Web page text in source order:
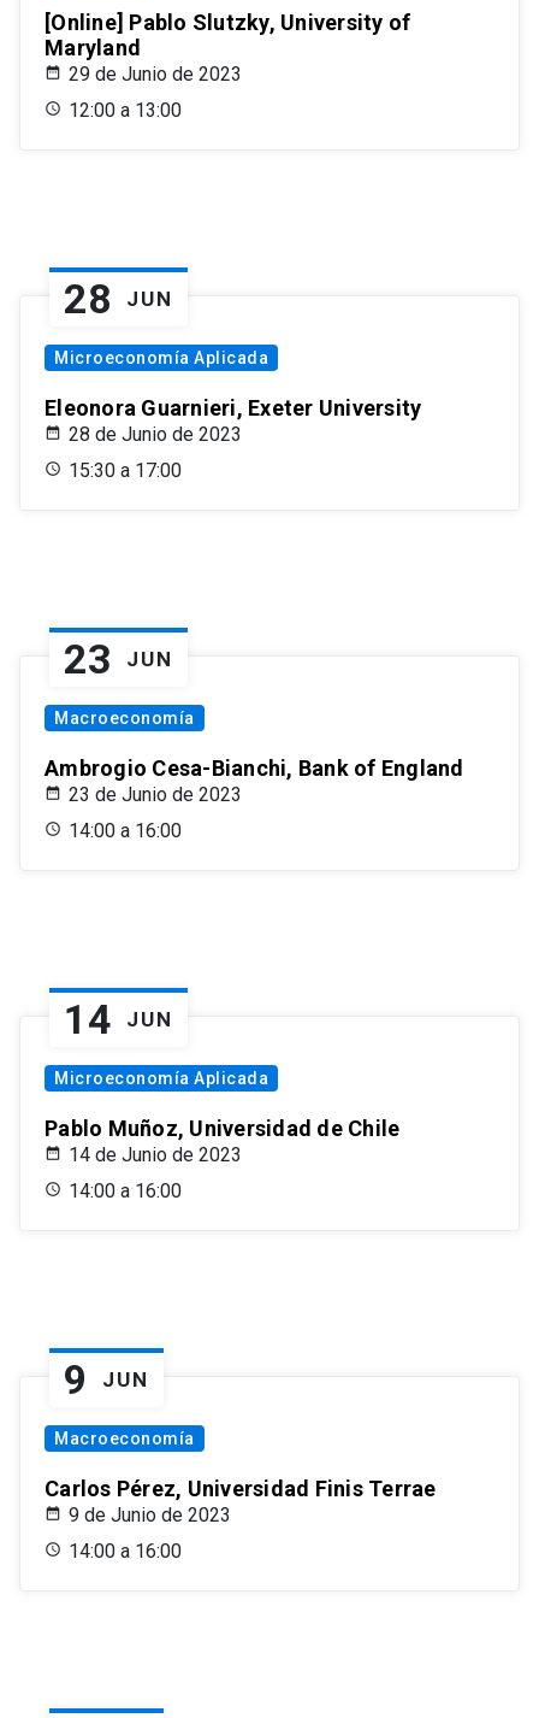
[Online] Pablo Slutzky, University of
Maryland
29 de Junio de 2023
12:00 a 13:00
28 JUN
Microeconomía Aplicada
Eleonora Guarnieri, Exeter University
28 de Junio de 2023
15:30 a 17:00
23 JUN
Macroeconomía
Ambrogio Cesa-Bianchi, Bank of England
23 de Junio de 2023
14:00 a 16:00
14 JUN
Microeconomía Aplicada
Pablo Muñoz, Universidad de Chile
14 de Junio de 2023
14:00 a 16:00
9 JUN
Macroeconomía
Carlos Pérez, Universidad Finis Terrae
9 de Junio de 2023
14:00 a 16:00